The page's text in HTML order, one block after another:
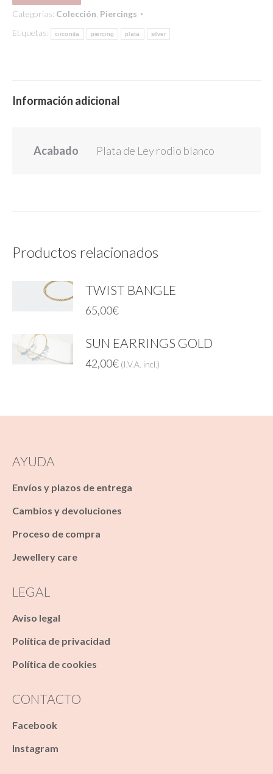
Categorías: Colección Piercings
Etiquetas:
circonita piercing plata silver
Información adicional
Acabado Plata de Ley rodio blanco
Productos relacionados
TWIST BANGLE
65,00€
SUN EARRINGS GOLD
42,00€ (I.V.A. incl.)
AYUDA
Envíos y plazos de entrega
Cambios y devoluciones
Proceso de compra
Jewellery care
LEGAL
Aviso legal
Política de privacidad
Política de cookies
CONTACTO
Facebook
Instagram